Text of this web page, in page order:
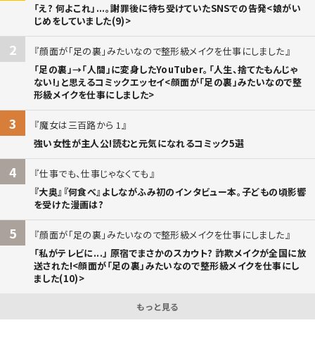
「え? 何よこれ」...。謝罪後に待ち受けていたSNSでの告発<娘がい
じめをしていました(9)>
2
顔面が「足の裏」みたいなので整形級メイクを仕事にしました
「足の裏」→「人間」に変身したYouTuber。「人生、捨てたもんじゃ
ない!」と思えるコミックエッセイ<顔面が「足の裏」みたいなので整
形級メイクを仕事にしました>
3
魔女は三百路から 1
強い女性が主人公!読むと元気になれるコミック5選
4
仕事でも、仕事じゃなくても
『大奥』『何食べ』よしながふみ初のインタビュー本。子どもの頃影響
を受けた漫画は?
5
顔面が「足の裏」みたいなので整形級メイクを仕事にしました
「私がテレビに...」 原宿でまさかのスカウト? 詐欺メイクが全国に放
送された!<顔面が「足の裏」みたいなので整形級メイクを仕事にし
ました(10)>
もっと見る